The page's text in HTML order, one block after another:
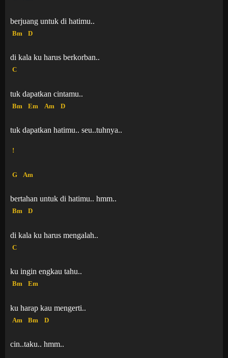
berjuang untuk di hatimu..
Bm D
di kala ku harus berkorban..
C
tuk dapatkan cintamu..
Bm Em Am D
tuk dapatkan hatimu.. seu..tuhnya..
!
G Am
bertahan untuk di hatimu.. hmm..
Bm D
di kala ku harus mengalah..
C
ku ingin engkau tahu..
Bm Em
ku harap kau mengerti..
Am Bm D
cin..taku.. hmm..